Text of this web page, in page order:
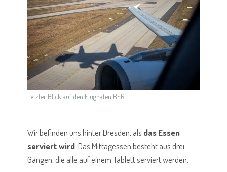
Letzter Blick auf den Flughafen BER
Wir befinden uns hinter Dresden, als das Essen
serviert wird . Das Mittagessen besteht aus drei
Gängen, die alle auf einem Tablett serviert werden.